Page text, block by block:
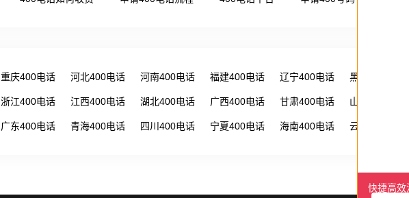
重庆400电话 河北400电话 河南400电话 福建400电话 辽宁400电话 黑龙江400电话
浙江400电话 江西400电话 湖北400电话 广西400电话 甘肃400电话 山西400电话
广东400电话 青海400电话 四川400电话 宁夏400电话 海南400电话 云南400电话